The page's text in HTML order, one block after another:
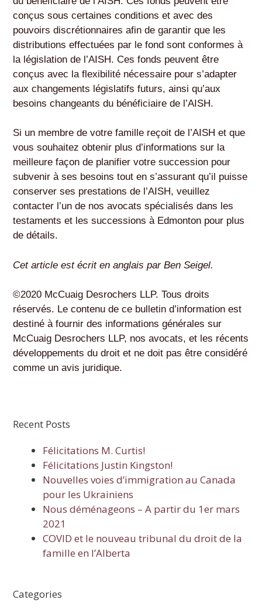
conçus sous certaines conditions et avec des
pouvoirs discrétionnaires afin de garantir que les
distributions effectuées par le fond sont conformes à
la législation de l’AISH. Ces fonds peuvent être
conçus avec la flexibilité nécessaire pour s’adapter
aux changements législatifs futurs, ainsi qu’aux
besoins changeants du bénéficiaire de l’AISH.
Si un membre de votre famille reçoit de l’AISH et que
vous souhaitez obtenir plus d’informations sur la
meilleure façon de planifier votre succession pour
subvenir à ses besoins tout en s’assurant qu’il puisse
conserver ses prestations de l’AISH, veuillez
contacter l’un de nos avocats spécialisés dans les
testaments et les successions à Edmonton pour plus
de détails.
Cet article est écrit en anglais par Ben Seigel.
©2020 McCuaig Desrochers LLP. Tous droits
réservés. Le contenu de ce bulletin d’information est
destiné à fournir des informations générales sur
McCuaig Desrochers LLP, nos avocats, et les récents
développements du droit et ne doit pas être considéré
comme un avis juridique.
Recent Posts
Félicitations M. Curtis!
Félicitations Justin Kingston!
Nouvelles voies d’immigration au Canada
pour les Ukrainiens
Nous déménageons – A partir du 1er mars
2021
COVID et le nouveau tribunal du droit de la
famille en l’Alberta
Categories